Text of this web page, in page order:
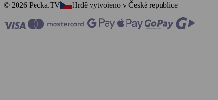
© 2026 Pecka.TV
Hrdě vytvořeno v České republice